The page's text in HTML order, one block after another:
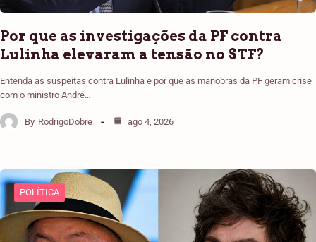
Por que as investigações da PF contra
Lulinha elevaram a tensão no STF?
Entenda as suspeitas contra Lulinha e por que as manobras da PF geram crise
com o ministro André…
By RodrigoDobre ago 4, 2026
POLÍTICA